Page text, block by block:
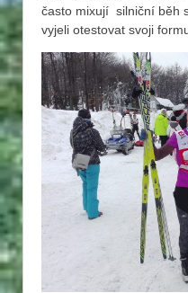
často mixují silniční běh
vyjeli otestovat svoji